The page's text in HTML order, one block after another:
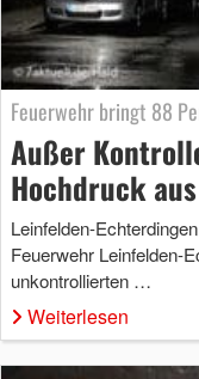
Feuerwehr bringt 88
Außer
Hochdruck
Leinfelden-
Feuerwehr Leinfelden-
unkontrollierten …
Weiterlesen